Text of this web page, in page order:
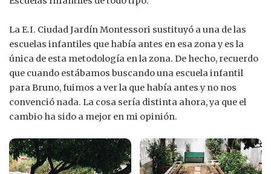
La E.I. Ciudad Jardín Montessori sustituyó a una de las
escuelas infantiles que había antes en esa zona y es la
única de esta metodología en la zona. De hecho, recuerdo
que cuando estábamos buscando una escuela infantil
para Bruno, fuimos a ver la que había antes y no nos
convenció nada. La cosa sería distinta ahora, ya que el
cambio ha sido a mejor en mi opinión.